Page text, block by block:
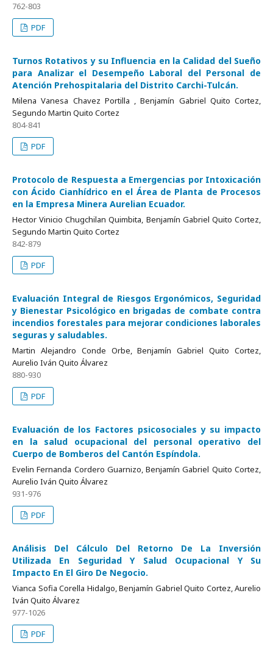
762-803
PDF
Turnos Rotativos y su Influencia en la Calidad del Sueño
para Analizar el Desempeño Laboral del Personal de
Atención Prehospitalaria del Distrito Carchi-Tulcán.
Milena Vanesa Chavez Portilla , Benjamín Gabriel Quito Cortez,
Segundo Martin Quito Cortez
804-841
PDF
Protocolo de Respuesta a Emergencias por Intoxicación
con Ácido Cianhídrico en el Área de Planta de Procesos
en la Empresa Minera Aurelian Ecuador.
Hector Vinicio Chugchilan Quimbita, Benjamín Gabriel Quito Cortez,
Segundo Martin Quito Cortez
842-879
PDF
Evaluación Integral de Riesgos Ergonómicos, Seguridad
y Bienestar Psicológico en brigadas de combate contra
incendios forestales para mejorar condiciones laborales
seguras y saludables.
Martin Alejandro Conde Orbe, Benjamín Gabriel Quito Cortez,
Aurelio Iván Quito Álvarez
880-930
PDF
Evaluación de los Factores psicosociales y su impacto
en la salud ocupacional del personal operativo del
Cuerpo de Bomberos del Cantón Espíndola.
Evelin Fernanda Cordero Guarnizo, Benjamín Gabriel Quito Cortez,
Aurelio Iván Quito Álvarez
931-976
PDF
Análisis Del Cálculo Del Retorno De La Inversión
Utilizada En Seguridad Y Salud Ocupacional Y Su
Impacto En El Giro De Negocio.
Vianca Sofia Corella Hidalgo, Benjamín Gabriel Quito Cortez, Aurelio
Iván Quito Álvarez
977-1026
PDF